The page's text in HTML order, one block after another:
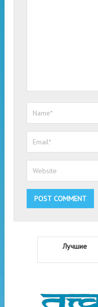
Лучшие